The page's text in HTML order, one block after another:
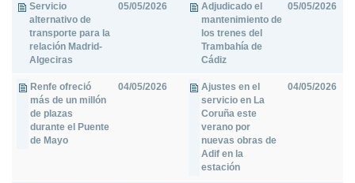
Servicio
alternativo de
transporte para la
relación Madrid-
Algeciras
05/05/2026
Adjudicado el
mantenimiento de
los trenes del
Trambahía de
Cádiz
05/05/2026
Renfe ofreció
más de un millón
de plazas
durante el Puente
de Mayo
04/05/2026
Ajustes en el
servicio en La
Coruña este
verano por
nuevas obras de
Adif en la
estación
04/05/2026